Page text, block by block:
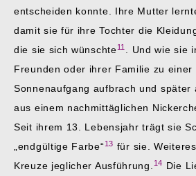
entscheiden konnte. Ihre Mutter
damit sie für ihre Tochter die
die sie sich wünschte11
. Und wie sie
Freunden oder ihrer Familie zu einer
Sonnenaufgang aufbrach und später
aus einem nachmittäglichen
Seit ihrem 13. Lebensjahr trägt sie
„endgültige Farbe“13 für sie.
Kreuze jeglicher Ausführung.
14 Die